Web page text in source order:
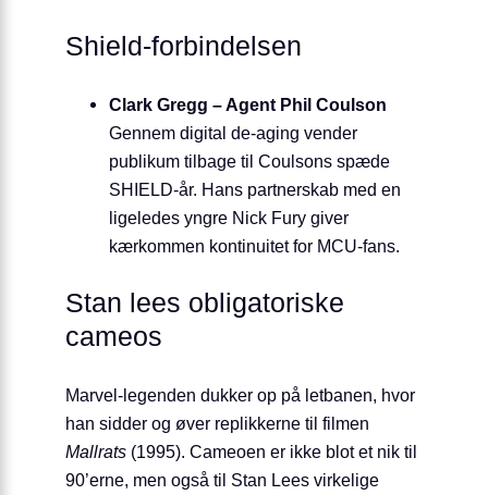
Shield-forbindelsen
Clark Gregg – Agent Phil Coulson
Gennem digital de-aging vender
publikum tilbage til Coulsons spæde
SHIELD-år. Hans partnerskab med en
ligeledes yngre Nick Fury giver
kærkommen kontinuitet for MCU-fans.
Stan lees obligatoriske
cameos
Marvel-legenden dukker op på letbanen, hvor
han sidder og øver replikkerne til filmen
Mallrats (1995). Cameoen er ikke blot et nik til
90’erne, men også til Stan Lees virkelige